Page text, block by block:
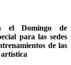
el Domingo de
para las sedes
de las
artística